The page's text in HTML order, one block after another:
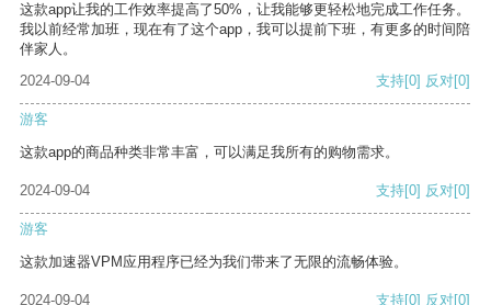
这款app让我的工作效率提高了50%，让我能够更轻松地完成工作任务。
我以前经常加班，现在有了这个app，我可以提前下班，有更多的时间陪
伴家人。
2024-09-04
支持[0] 反对[0]
游客
这款app的商品种类非常丰富，可以满足我所有的购物需求。
2024-09-04 支持[0] 反对[0]
游客
这款加速器VPM应用程序已经为我们带来了无限的流畅体验。
2024-09-04 支持[0] 反对[0]